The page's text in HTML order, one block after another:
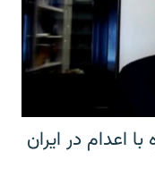
اعدام در ایران